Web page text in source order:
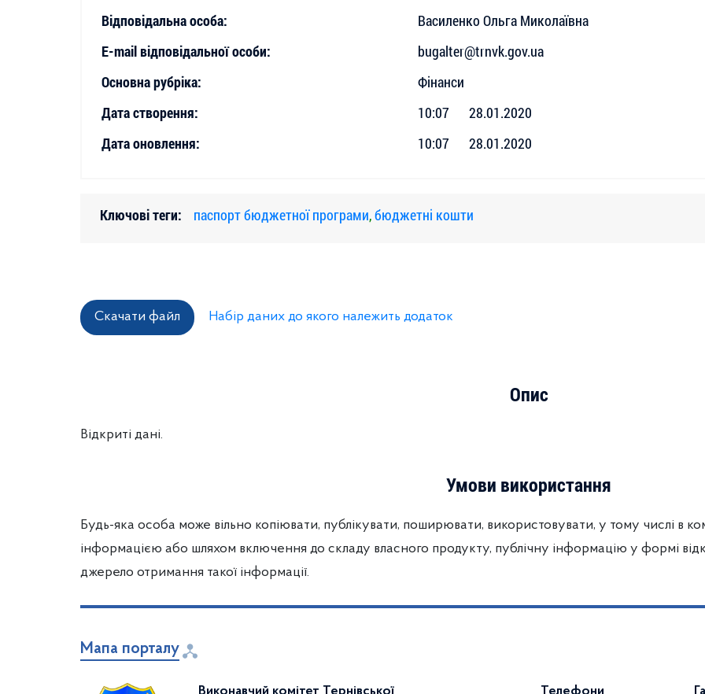
Відповідальна особа:
Василенко Ольга Миколаївна
E-mail відповідальної особи:
bugalter@trnvk.gov.ua
Основна рубріка:
Фінанси
Дата створення:
10:07
28.01.2020
Дата оновлення:
10:07 28.01.2020
Ключові теги: паспорт бюджетної програми,бюджетні кошти
Скачати файл Набір даних до якого належить додаток
Опис
Відкриті дані.
Умови використання
Будь-яка особа може вільно копіювати, публікувати, поширювати, використовувати, у тому числі в
інформацією або шляхом включення до складу власного продукту, публічну інформацію у формі
джерело отримання такої інформації.
Мапа порталу